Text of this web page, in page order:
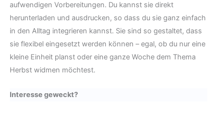
aufwendigen Vorbereitungen. Du kannst sie direkt
herunterladen und ausdrucken, so dass du sie ganz einfach
in den Alltag integrieren kannst. Sie sind so gestaltet, dass
sie flexibel eingesetzt werden können – egal, ob du nur eine
kleine Einheit planst oder eine ganze Woche dem Thema
Herbst widmen möchtest.
Interesse geweckt?